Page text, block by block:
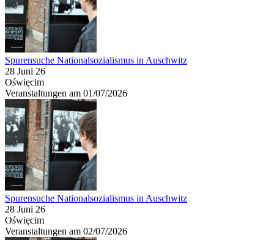
Spurensuche Nationalsozialismus in Auschwitz
28 Juni 26
Oświęcim
Veranstaltungen am 01/07/2026
Spurensuche Nationalsozialismus in Auschwitz
28 Juni 26
Oświęcim
Veranstaltungen am 02/07/2026